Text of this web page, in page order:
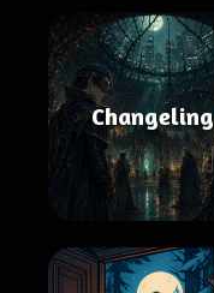
Changeling